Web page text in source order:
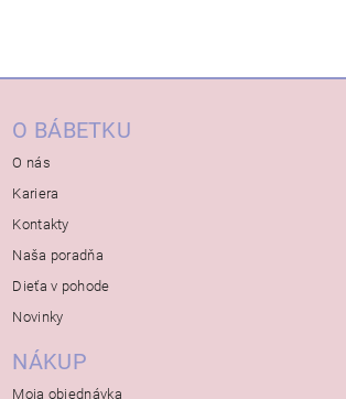
O BÁBETKU
O nás
Kariera
Kontakty
Naša poradňa
Dieťa v pohode
Novinky
NÁKUP
Moja objednávka